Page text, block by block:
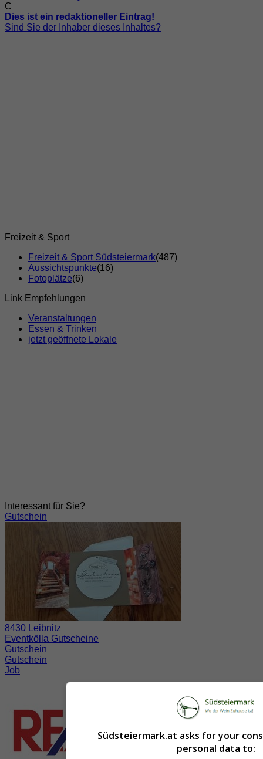
C
Dies ist ein redaktioneller Eintrag!
Sind Sie der Inhaber dieses Inhaltes?
Freizeit & Sport
Freizeit & Sport Südsteiermark(487)
Aussichtspunkte(16)
Fotoplätze(6)
Link Empfehlungen
Veranstaltungen
Essen & Trinken
jetzt geöffnete Lokale
Interessant für Sie?
Gutschein
8430 Leibnitz
Eventkölla Gutscheine
Gutschein
Gutschein
Job
Südsteiermark.at asks for your
personal data to: